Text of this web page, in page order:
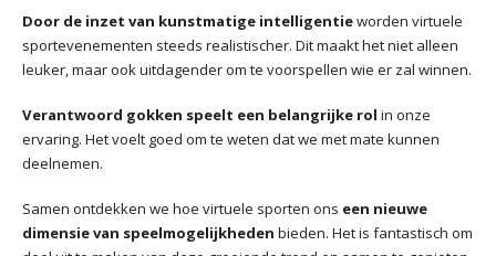
Door de inzet van kunstmatige intelligentieworden virtuele
sportevenementen steeds realistischer. Dit maakt het niet alleen
leuker, maar ook uitdagender om te voorspellen wie er zal winnen.
Verantwoord gokken speelt een belangrijke rol in onze
ervaring. Het voelt goed om te weten dat we met mate kunnen
deelnemen.
Samen ontdekken we hoe virtuele sporten ons een nieuwe
dimensie van speelmogelijkheden bieden. Het is fantastisch om